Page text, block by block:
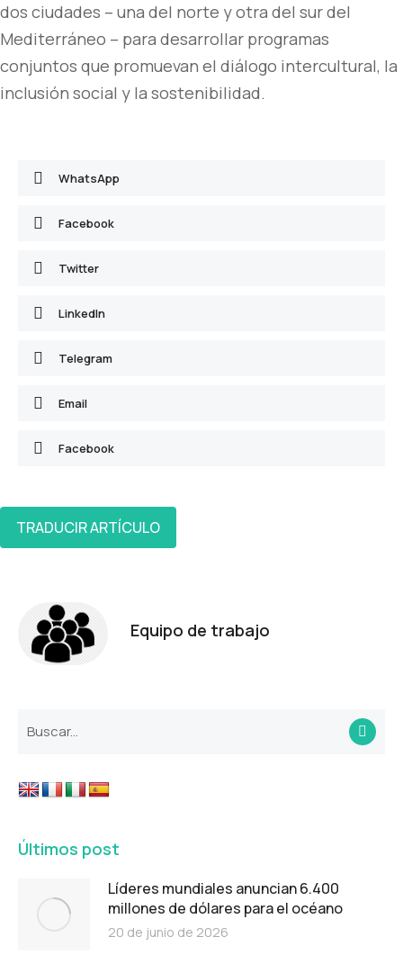
dos ciudades – una del norte y otra del sur del
Mediterráneo – para desarrollar programas
conjuntos que promuevan el diálogo intercultural, la
inclusión social y la sostenibilidad.
WhatsApp
Facebook
Twitter
LinkedIn
Telegram
Email
Facebook
TRADUCIR ARTÍCULO
Equipo de trabajo
Últimos post
Líderes mundiales anuncian 6.400
millones de dólares para el océano
20 de junio de 2026